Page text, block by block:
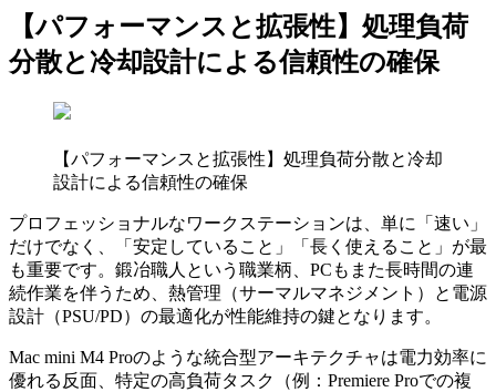
【パフォーマンスと拡張性】処理負荷
分散と冷却設計による信頼性の確保
【パフォーマンスと拡張性】処理負荷分散と冷却
設計による信頼性の確保
プロフェッショナルなワークステーションは、単に「速い」
だけでなく、「安定していること」「長く使えること」が最
も重要です。鍛冶職人という職業柄、PCもまた長時間の連
続作業を伴うため、熱管理（サーマルマネジメント）と電源
設計（PSU/PD）の最適化が性能維持の鍵となります。
Mac mini M4 Proのような統合型アーキテクチャは電力効率に
優れる反面、特定の高負荷タスク（例：Premiere Proでの複